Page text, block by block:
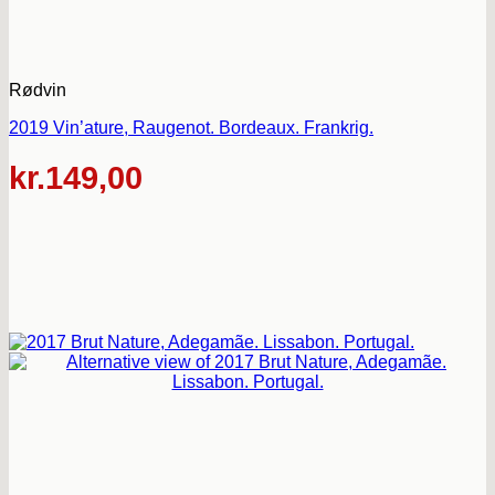
Rødvin
2019 Vin’ature, Raugenot. Bordeaux. Frankrig.
kr.149,00